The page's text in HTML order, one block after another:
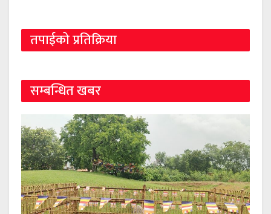
तपाईको प्रतिक्रिया
सम्बन्धित खबर